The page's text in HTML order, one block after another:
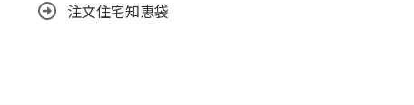
注文住宅知恵袋